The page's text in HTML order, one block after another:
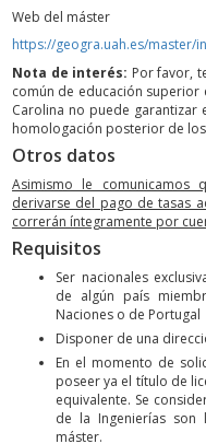
Web del máster
https://geogra.uah.es/master/
Nota de interés: Por favor,
común de educación superior
Carolina no puede
homologación posterior de
Otros datos
Asimismo le
derivarse del pago de tasas
correrán íntegramente por
Requisitos
Ser nacionales
de algún país
Naciones o de Portugal
Disponer de una
En el momento de
poseer ya el título de
equivalente. Se
de la Ingenierías son
máster.